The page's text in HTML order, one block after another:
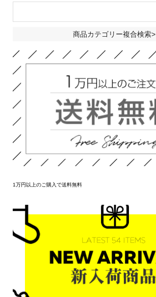
商品カテゴリー複合検索>
1万円以上のご購入で送料無料